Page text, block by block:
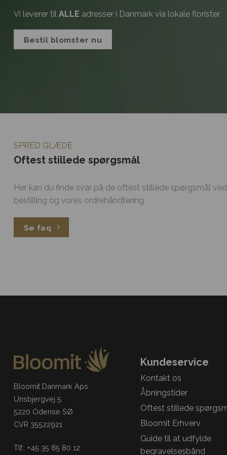
Vi leverer til ALLE adresser i Danmark via lokale florister.
Bestil blomster nu
SPRED GLÆDE
Oftest stillede spørgsmål
Her kan du finde svar på de oftest stillede spørgsmål
bestilling og vores ordrehåndtering.
Se faq
Bloomit Danmark Aps
Unsbjergvej 5.
5220 Odense SØ
CVR 35522921
Tlf.: +45 35 85 80 12
Kundeservice
Kontakt os
Åbningstider
Oftest stillede
Bloomit Erhverv
Guide til at udfylde
begravelsesbånd